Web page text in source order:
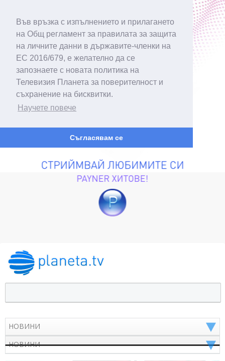
Във връзка с изпълнението и прилагането
на Общ регламент за правилата за защита
на личните данни в държавите-членки на
ЕС 2016/679, е желателно да се
запознаете с новата политика на
Телевизия Планета за поверителност и
съхранение на бисквитки.
Научете повече
Съгласявам се